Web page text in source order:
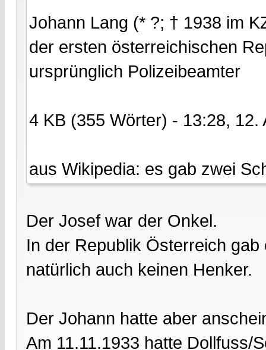
Johann Lang (* ?; † 1938 im
der ersten österreichischen
ursprünglich Polizeibeamter
4 KB (355 Wörter) - 13:28, 12.
aus Wikipedia: es gab zwei
Der Josef war der Onkel.
In der Republik Österreich
natürlich auch keinen Henker.
Der Johann hatte aber
Am 11.11.1933 hatte Dollfuss/